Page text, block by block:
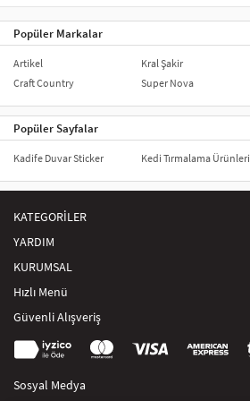
Popüler Markalar
Artikel
Craft Country
Kral Şakir
Super Nova
Popüler Sayfalar
Kadife Duvar Sticker Kedi Tırmalama Ürünleri
KATEGORİLER
YARDIM
KURUMSAL
Hızlı Menü
Güvenli Alışveriş
Sosyal Medya